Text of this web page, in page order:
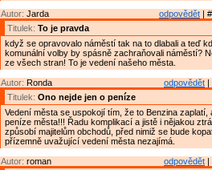
odpovědět |
Autor: Jarda
Titulek: To je pravda
když se opravovalo náměstí tak na to dlabali a teď
komunální volby by spásně zachraňovali náměstí?
ze všech stran! To je vedení našeho města.
odpovědět |
Autor: Ronda
Titulek: Ono nejde jen o peníze
Vedení města se uspokojí tím, že to Benzina zaplatí,
peníze města!!! Řadu komplikací a jistě i nějakou
způsobí majitelům obchodů, před nimiž se bude
přízemně uvažující vedení města nezajímá.
odpovědět |
Autor: roman